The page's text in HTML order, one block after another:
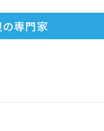
専門家